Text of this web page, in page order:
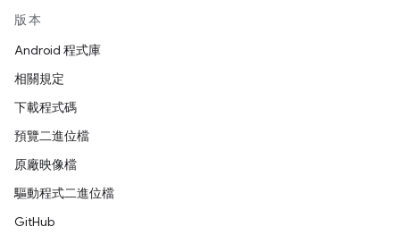
版本
Android 程式庫
相關規定
下載程式碼
預覽二進位檔
原廠映像檔
驅動程式二進位檔
GitHub